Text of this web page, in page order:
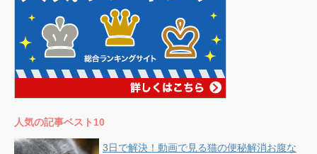
人気の記事ベスト10
3日で解決！動画で見る猫の便秘解消お腹な